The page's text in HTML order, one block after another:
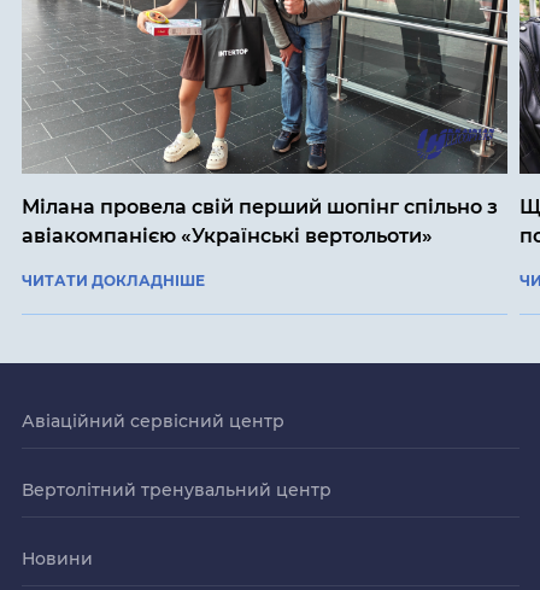
Мілана провела свій перший шопінг спільно з
авіакомпанією «Українські вертольоти»
ЧИТАТИ ДОКЛАДНІШЕ
Авіаційний сервісний центр
Вертолітний тренувальний центр
Новини